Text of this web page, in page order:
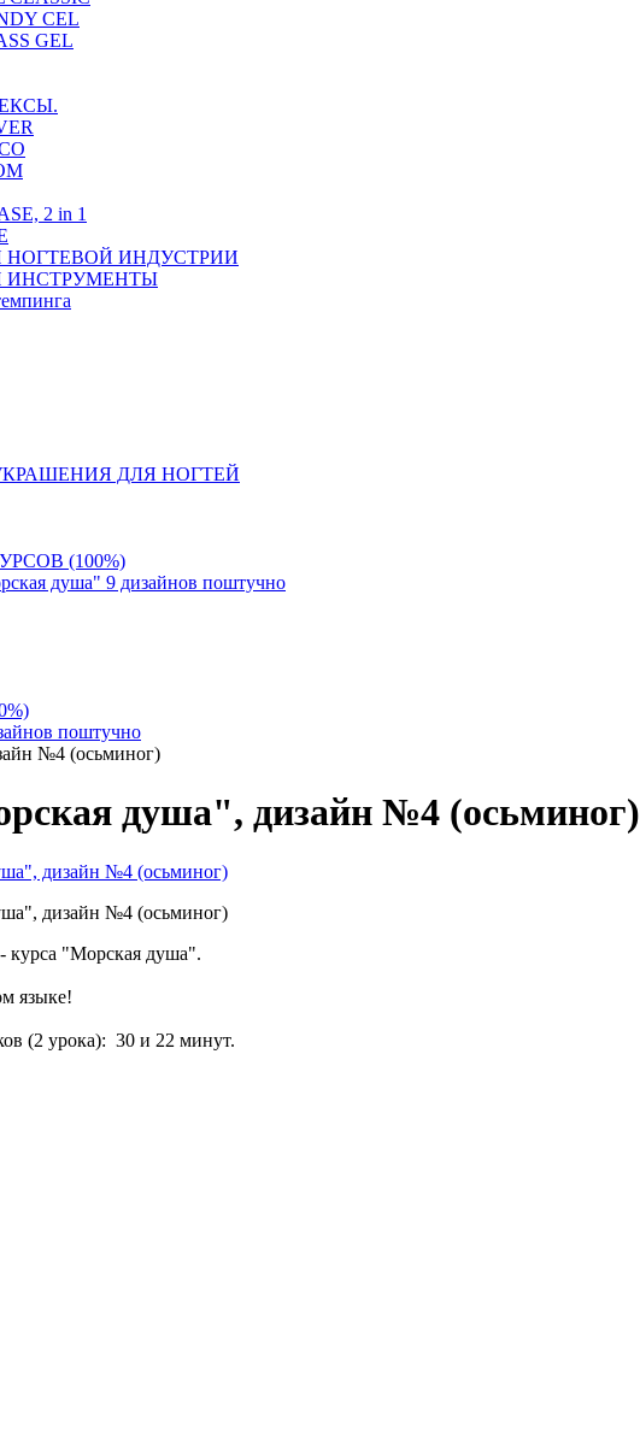
CEL
GEL
2 in 1
НОГТЕВОЙ ИНДУСТРИИ
ИНСТРУМЕНТЫ
ДЛЯ НОГТЕЙ
(100%)
душа" 9 дизайнов поштучно
поштучно
№4 (осьминог)
душа", дизайн №4 (осьминог)
курса "Морская душа".
языке!
(2 урока): 30 и 22 минут.